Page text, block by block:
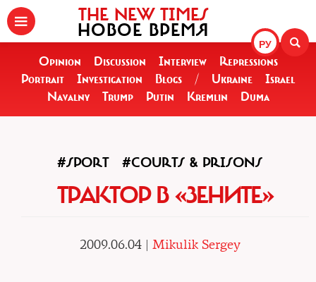
РУ
THE NEW TIMES
НОВОЕ ВРЕМЯ
Opinion Discussion Interview
Repressions
Portrait
Investigation Blogs / Ukraine
Israel
Navalny
Trump Putin Kremlin Duma
#SPORT #COURTS & PRISONS
ТРАКТОР В «ЗЕНИТЕ»
2009.06.04 | Mikulik Sergey